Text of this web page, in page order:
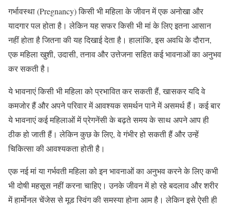
गर्भावस्था (Pregnancy) किसी भी महिला के जीवन में एक अनोखा और
यादगार पल होता है। लेकिन यह सफर किसी भी मां के लिए इतना आसान
नहीं होता है जितना की यह दिखाई देता है। हालांकि, इस अवधि के दौरान,
एक महिला खुशी, उदासी, तनाव और उत्तेजना सहित कई भावनाओं का अनुभव
कर सकती है।
ये भावनाएं किसी भी महिला को प्रभावित कर सकती हैं, खासकर यदि वे
कमजोर हैं और अपने परिवार में आवश्यक समर्थन पाने में असमर्थ हैं। कई बार
ये भावनाएं कई महिलाओं में प्रेगनेंसी के बढ़ते समय के साथ अपने आप ही
ठीक हो जाती हैं। लेकिन कुछ के लिए, वे गंभीर हो सकती हैं और उन्हें
चिकित्सा की आवश्यकता होती है।
एक नई मां या गर्भवती महिला को इन भावनाओं का अनुभव करने के लिए कभी
भी दोषी महसूस नहीं करना चाहिए। उनके जीवन में हो रहे बदलाव और शरीर
में हार्मोनल चेंजेस से मूड स्विंग की समस्या होना आम है। लेकिन इसे ऐसी ही